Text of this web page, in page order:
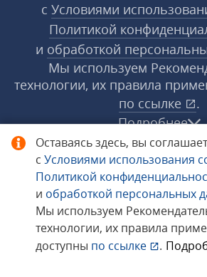
Оставаясь здесь, вы
с Условиями использования
Политикой
и обработкой персональных
Мы используем
технологии, их правила
доступны по ссылке .
с Условиями
Политикой
и обработкой
Мы используем
технологии, их правила
по ссылке
.
Подробнее
© 1998−2026 «1С‑Рарус»
защищены.
Сообщить об